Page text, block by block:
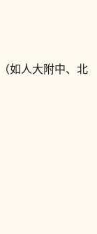
如人大附中、北